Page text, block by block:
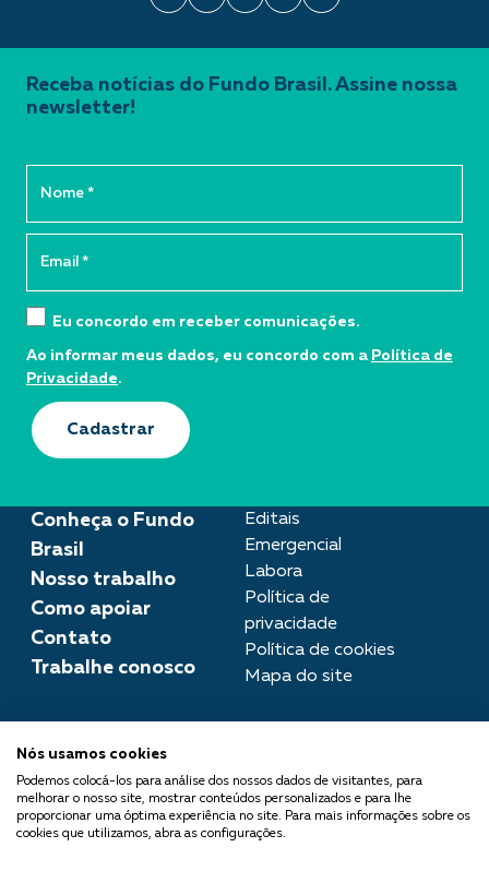
Conheça o Fundo
Brasil
Nosso trabalho
Como apoiar
Contato
Trabalhe conosco
Editais
Emergencial
Labora
Política de
privacidade
Política de cookies
Mapa do site
imprensa@fundobrasil.org.br
O Fundo Brasil integra a Rede
Comuá - Filantropia que
Receba notícias do Fundo Brasil. Assine nossa
newsletter!
Eu concordo em receber comunicações.
Ao informar meus dados, eu concordo com a Política de
Privacidade.
Cadastrar
Nós usamos cookies
Podemos colocá-los para análise dos nossos dados de visitantes, para
melhorar o nosso site, mostrar conteúdos personalizados e para lhe
proporcionar uma óptima experiência no site. Para mais informações sobre os
cookies que utilizamos, abra as configurações.